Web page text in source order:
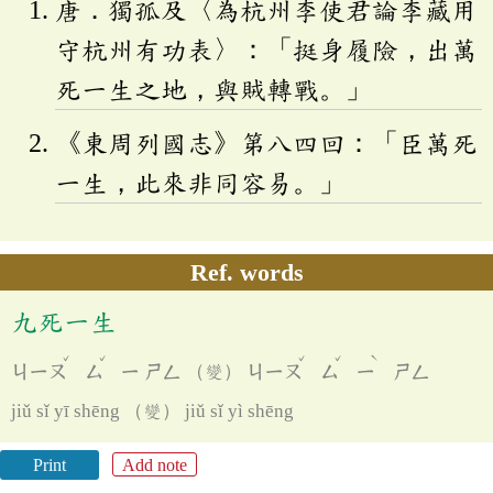
唐．獨孤及〈為杭州李使君論李藏用
守杭州有功表〉：「挺身履險，出萬
死一生之地，與賊轉戰。」
《東周列國志》第八四回：「臣萬死
一生，此來非同容易。」
Ref. words
九死一生
ㄐㄧㄡ
ˇ
ㄙ
ˇ
ㄧ ㄕㄥ （變） ㄐㄧㄡ
ˇ
ㄙ
ˇ
ㄧ
ˋ
ㄕㄥ
jiǔ sǐ yī shēng （變） jiǔ sǐ yì shēng
Print Add note